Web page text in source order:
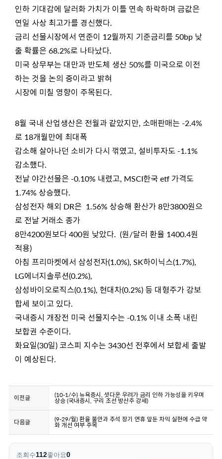
인하 기대감에 달러화 가치가 이틀 연속 하락하며 금값은
연일 사상 최고가를 경신했다.
금리 선물시장에서 연준이 12월까지 기준금리를 50bp 낮
출 확률은 68.2%로 나타났다.
미국 상무부는 대만과 반도체 생산 50%를 미국으로 이전
하는 것을 논의 중이라고 밝혀
시장에 미칠 영향이 주목된다.
8월 국내 산업생산은 전월과 같았지만, 소매판매는 -2.4%
로 18개월만에 최대폭
감소해 살아나던 소비가 다시 꺾였고, 설비투자도 -1.1%
감소했다.
전날 야간선물은 -0.10% 내렸고, MSCI한국 etf 가격도
1.74% 상승했다.
삼성전자 해외 DR은 1.56% 상승해 환산가 8만3800원으
로 전날 거래소 종가
8만4200원보다 400원 낮았다. (원/달러 환율 1400.4원
적용)
아침 프리마켓에서 삼성전자(1.0%), SK하이닉스(1.7%),
LG에너지솔루션(0.2%),
삼성바이오로직스(0.1%), 현대차(0.2%) 등 대형주가 강보
합세 보이고 있다.
국내증시 개장전 미국 선물지수는 -0.1% 이내 소폭 내린
보합권 수준이다.
화요일(30일) 코스피 지수는 3430선 전후에서 보합세 출발
이 예상된다.
이전글
(10-1/수) 뉴욕증시, 셧다운 우려가 금리 인하 가능성을 키우며
상승 (국내증시, 구리 조선 방산주 강세)
다음글
(9-29/월) 환율 불안과 추석 장기 연휴 앞둔 차익 실현에 수급 약
화 개선 여부 주목
조회수112좋아요0